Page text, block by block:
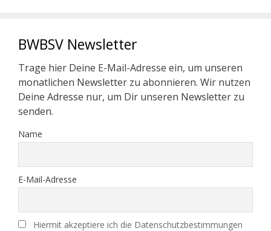
BWBSV Newsletter
Trage hier Deine E-Mail-Adresse ein, um unseren
monatlichen Newsletter zu abonnieren. Wir nutzen
Deine Adresse nur, um Dir unseren Newsletter zu
senden.
Name
E-Mail-Adresse
Hiermit akzeptiere ich die Datenschutzbestimmungen